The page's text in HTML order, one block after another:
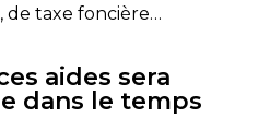
de taxe foncière…
aides sera
dans le temps